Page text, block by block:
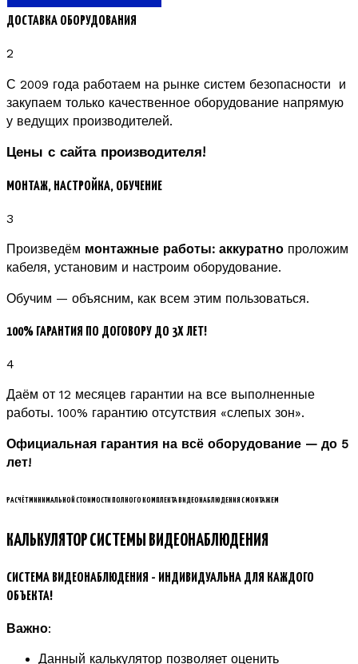
ДОСТАВКА ОБОРУДОВАНИЯ
2
С 2009 года работаем на рынке систем безопасности и
закупаем только качественное оборудование напрямую
у ведущих производителей.
Цены с сайта производителя!
МОНТАЖ, НАСТРОЙКА, ОБУЧЕНИЕ
3
Произведём монтажные работы: аккуратно проложим
кабеля, установим и настроим оборудование.
Обучим — объясним, как всем этим пользоваться.
100% ГАРАНТИЯ ПО ДОГОВОРУ ДО 3Х ЛЕТ!
4
Даём от 12 месяцев гарантии на все выполненные
работы. 100% гарантию отсутствия «слепых зон».
Официальная гарантия на всё оборудование — до 5
лет!
РАСЧЁТ МИНИМАЛЬНОЙ СТОИМОСТИ ПОЛНОГО КОМПЛЕКТА ВИДЕОНАБЛЮДЕНИЯ С МОНТАЖЕМ
КАЛЬКУЛЯТОР СИСТЕМЫ ВИДЕОНАБЛЮДЕНИЯ
СИСТЕМА ВИДЕОНАБЛЮДЕНИЯ - ИНДИВИДУАЛЬНА ДЛЯ КАЖДОГО
ОБЪЕКТА!
Важно:
Данный калькулятор позволяет оценить